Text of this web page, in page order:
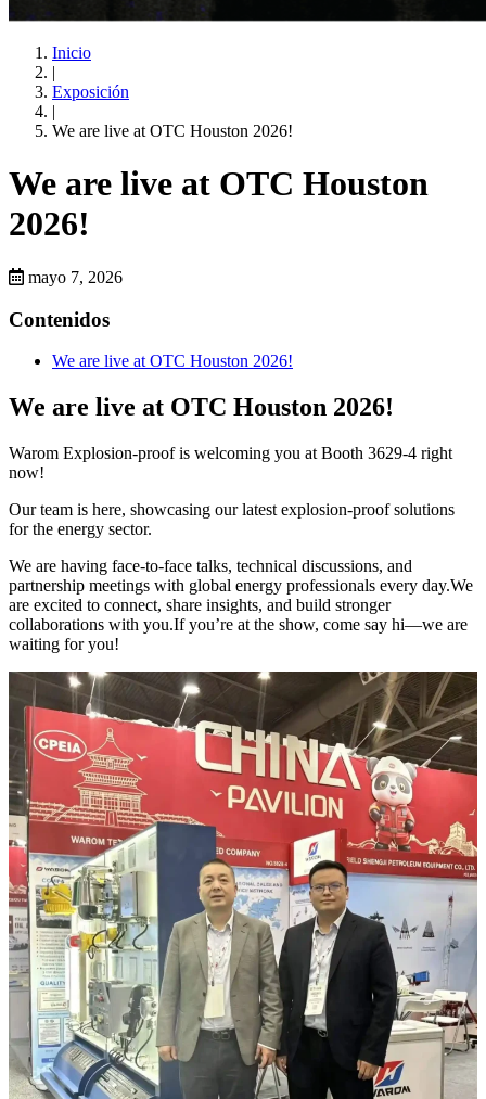
Inicio
|
Exposición
|
We are live at OTC Houston 2026!
We are live at OTC Houston
2026!
mayo 7, 2026
Contenidos
We are live at OTC Houston 2026!
We are live at OTC Houston 2026!
Warom Explosion-proof is welcoming you at Booth 3629-4 right
now!
Our team is here, showcasing our latest explosion-proof solutions
for the energy sector.
We are having face-to-face talks, technical discussions, and
partnership meetings with global energy professionals every day.We
are excited to connect, share insights, and build stronger
collaborations with you.If you’re at the show, come say hi—we are
waiting for you!